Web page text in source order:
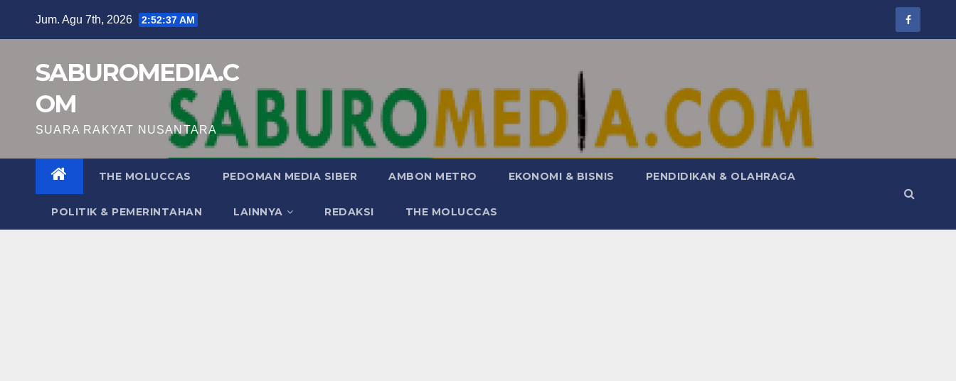
Jum. Agu 7th, 2026 2:52:38 AM
SABUROMEDIA.C
OM
SUARA RAKYAT NUSANTARA
THE MOLUCCAS PEDOMAN MEDIA SIBER AMBON METRO EKONOMI & BISNIS PENDIDIKAN & OLAHRAGA
POLITIK & PEMERINTAHAN LAINNYA REDAKSI THE MOLUCCAS